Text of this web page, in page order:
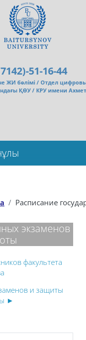
51-16-44
ЖИ бөлімі / Отдел
ҚӨУ / КРУ имени
Расписание
экзаменов
факультета
и защиты
►